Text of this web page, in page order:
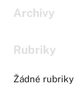
Archivy
Rubriky
Žádné rubriky